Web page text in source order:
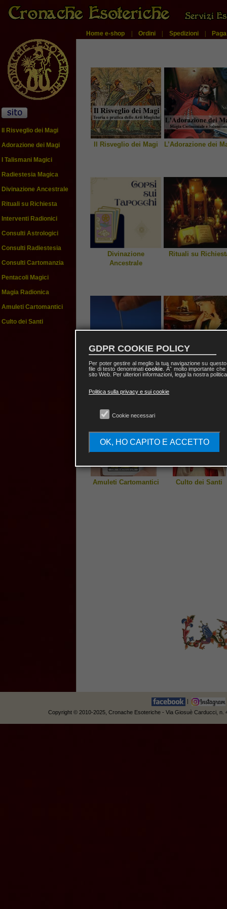
Home e-shop | Ordini | Spedizioni |
Il Risveglio dei Magi
Adorazione dei Magi
I Talismani Magici
Radiestesia Magica
Divinazione Ancestrale
Rituali su Richiesta
Interventi Radionici
Consulti Astrologici
Consulti Radiestesia
Consulti Cartomanzia
Pentacoli Magici
Magia Radionica
Amuleti Cartomantici
Culto dei Santi
Il Risveglio dei Magi L’Adorazione dei
Divinazione
Ancestrale
Rituali su
Consulti Radiestesia Consulti
Amuleti Cartomantici Culto dei Santi
Copyright © 2010-2025, Cronache Esoteriche - Via Giosuè Carducci,
GDPR COOKIE POLICY
Per poter gestire al meglio la tua navigazione su
file di testo denominaticookie . Ãˆ molto importante
sito Web. Per ulteriori informazioni, leggi la nostra
Politica sulla privacy e sui cookie
Cookie necessari
OK, HO CAPITO E ACCETTO